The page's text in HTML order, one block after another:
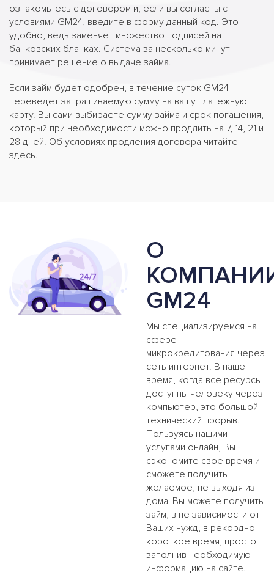
ознакомьтесь с договором и, если вы согласны с
условиями GM24, введите в форму данный код. Это
удобно, ведь заменяет множество подписей на
банковских бланках. Система за несколько минут
принимает решение о выдаче займа.
Если займ будет одобрен, в течение суток GM24
переведет запрашиваемую сумму на вашу платежную
карту. Вы сами выбираете сумму займа и срок погашения,
который при необходимости можно продлить на 7, 14, 21 и
28 дней. Об условиях продления договора читайте
здесь.
О
GM24
Мы специализируемся на
сфере
микрокредитования через
сеть интернет. В наше
время, когда все ресурсы
доступны человеку через
компьютер, это большой
технический прорыв.
Пользуясь нашими
услугами онлайн, Вы
сэкономите свое время и
сможете получить
желаемое, не выходя из
дома! Вы можете получить
займ, в не зависимости от
Ваших нужд, в рекордно
короткое время, просто
заполнив необходимую
информацию на сайте.